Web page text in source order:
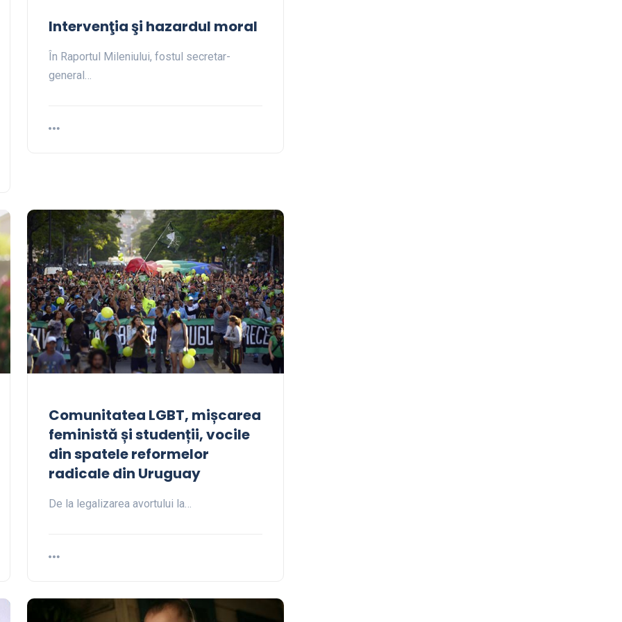
Intervenţia şi hazardul moral
În Raportul Mileniului, fostul secretar-
general…
Comunitatea LGBT, mișcarea
feministă și studenții, vocile
din spatele reformelor
radicale din Uruguay
De la legalizarea avortului la…